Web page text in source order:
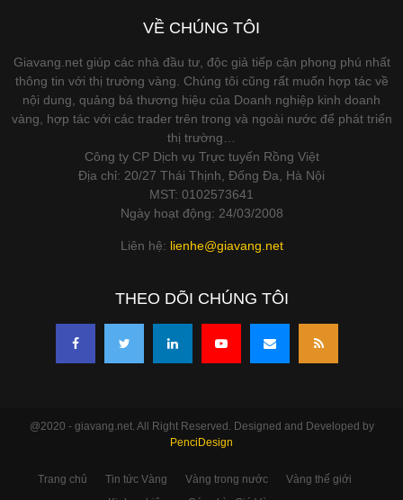
VỀ CHÚNG TÔI
Giavang.net giúp các nhà đầu tư, độc giả tiếp cận phong phú nhất
thông tin với thị trường vàng. Chúng tôi cũng rất muốn hợp tác về
nội dung, quảng bá thương hiệu của Doanh nghiệp kinh doanh
vàng, hợp tác với các trader trên trong và ngoài nước để phát triển
thị trường…
Công ty CP Dịch vụ Trực tuyến Rồng Việt
Địa chỉ: 20/27 Thái Thịnh, Đống Đa, Hà Nội
MST: 0102573641
Ngày hoạt động: 24/03/2008
Liên hệ: lienhe@giavang.net
THEO DÕI CHÚNG TÔI
@2020 - giavang.net. All Right Reserved. Designed and Developed by
PenciDesign
Trang chủ Tin tức Vàng Vàng trong nước
Vàng thế giới